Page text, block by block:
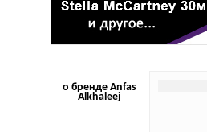
о бренде Anfas
Alkhaleej